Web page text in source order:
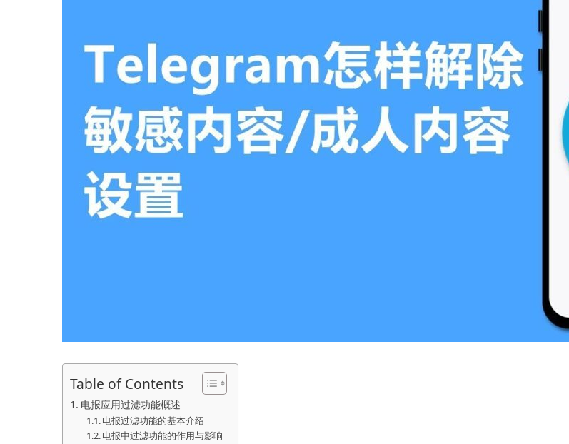
Table of Contents
电报应用过滤功能概述
电报过滤功能的基本介绍
电报中过滤功能的作用与影响